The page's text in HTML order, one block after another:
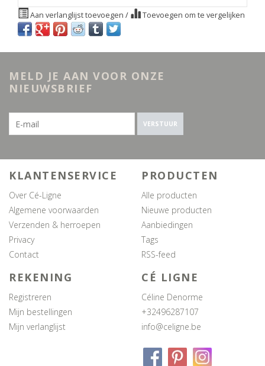
Aan verlanglijst toevoegen / Toevoegen om te vergelijken
MELD JE AAN VOOR ONZE
NIEUWSBRIEF
VERSTUUR
KLANTENSERVICE
Over Cé-Ligne
Algemene voorwaarden
Verzenden & herroepen
Privacy
Contact
PRODUCTEN
Alle producten
Nieuwe producten
Aanbiedingen
Tags
RSS-feed
REKENING
Registreren
Mijn bestellingen
Mijn verlanglijst
CÉ LIGNE
Céline Denorme
+32496287107
info@celigne.be